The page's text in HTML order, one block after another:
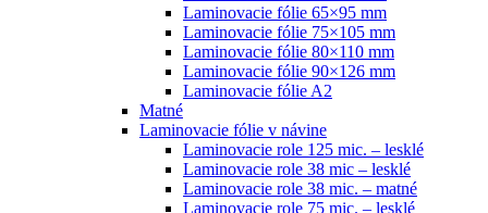
Laminovacie fólie 65×95 mm
Laminovacie fólie 75×105 mm
Laminovacie fólie 80×110 mm
Laminovacie fólie 90×126 mm
Laminovacie fólie A2
Matné
Laminovacie fólie v návine
Laminovacie role 125 mic. – lesklé
Laminovacie role 38 mic – lesklé
Laminovacie role 38 mic. – matné
Laminovacie role 75 mic. – lesklé